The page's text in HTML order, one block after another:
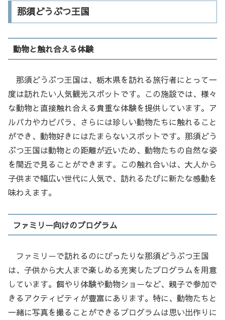
那須どうぶつ王国
動物と触れ合える体験
那須どうぶつ王国は、栃木県を訪れる旅行者にとって一
度は訪れたい人気観光スポットです。この施設では、様々
な動物と直接触れ合える貴重な体験を提供しています。ア
ルパカやカピバラ、さらには珍しい動物たちに触れること
ができ、動物好きにはたまらないスポットです。那須どう
ぶつ王国は動物との距離が近いため、動物たちの自然な姿
を間近で見ることができます。この触れ合いは、大人から
子供まで幅広い世代に人気で、訪れるたびに新たな感動を
味わえます。
ファミリー向けのプログラム
ファミリーで訪れるのにぴったりな那須どうぶつ王国
は、子供から大人まで楽しめる充実したプログラムを用意
しています。餌やり体験や動物ショーなど、親子で参加で
きるアクティビティが豊富にあります。特に、動物たちと
一緒に写真を撮ることができるプログラムは思い出作りに